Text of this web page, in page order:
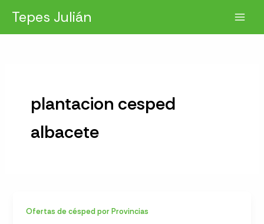
contenido
Tepes Julián
plantacion cesped
albacete
Ofertas de césped por Provincias